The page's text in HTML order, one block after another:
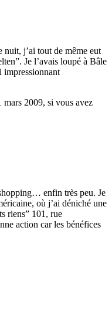
nuit, j’ai tout de même eut
Je l’avais loupé à Bâle
impressionnant
mars 2009, si vous avez
enfin très peu. Je
où j’ai déniché une
riens” 101, rue
action car les bénéfices